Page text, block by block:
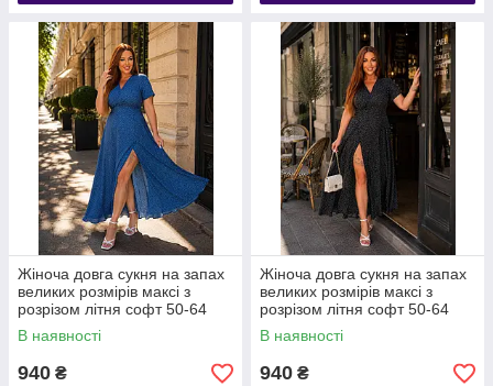
Жіноча довга сукня на запах
великих розмірів максі з
розрізом літня софт 50-64
В наявності
940 ₴
Жіноча довга сукня на запах
великих розмірів максі з
розрізом літня софт 50-64
В наявності
940 ₴